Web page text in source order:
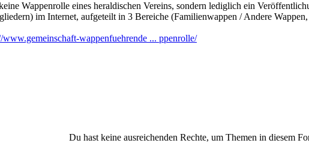
Wappenrolle eines heraldischen Vereins, sondern lediglich ein
im Internet, aufgeteilt in 3 Bereiche (Familienwappen / Andere
www.gemeinschaft-wappenfuehrende ... ppenrolle/
Du hast keine ausreichenden Rechte, um Themen in diesem